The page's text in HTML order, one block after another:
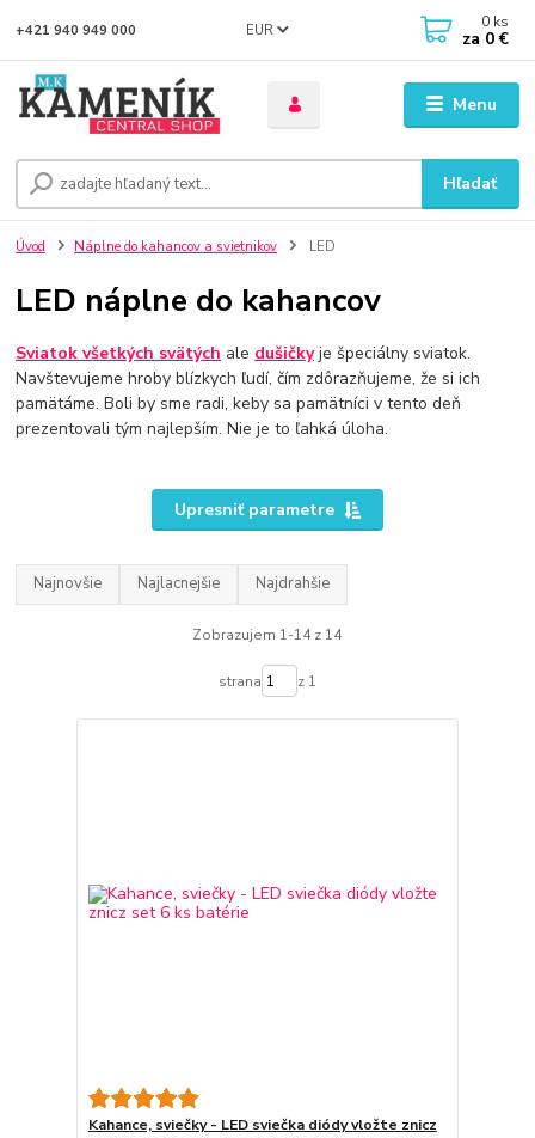
Menu
EUR
Hľadať
+421 940 949 000 0 ks
za 0 €
Úvod Náplne do kahancov a svietnikov LED
LED náplne do kahancov
Sviatok všetkých svätých ale dušičkyje špeciálny sviatok.
Navštevujeme hroby blízkych ľudí, čím zdôrazňujeme, že si ich
pamätáme. Boli by sme radi, keby sa pamätníci v tento deň
prezentovali tým najlepším. Nie je to ľahká úloha.
Upresniť parametre
Najnovšie Najlacnejšie Najdrahšie
Zobrazujem 1-14 z 14
strana z 1
Kahance, sviečky - LED sviečka diódy vložte znicz